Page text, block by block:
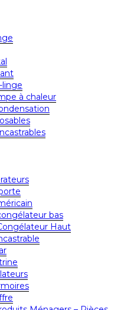
linge
à chaleur
bas
Haut